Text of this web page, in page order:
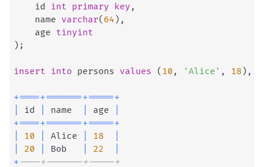
    id
int primary key ,
    name
varchar( 64 ) ,
    age
tinyint
) ;
insert into persons values ( 10 , 'Alice' , 18 ) ,
+====+=======+=====+
id name age
+====+=======+=====+
10 Alice 18
20 Bob 22
+ ----+-------+-----+